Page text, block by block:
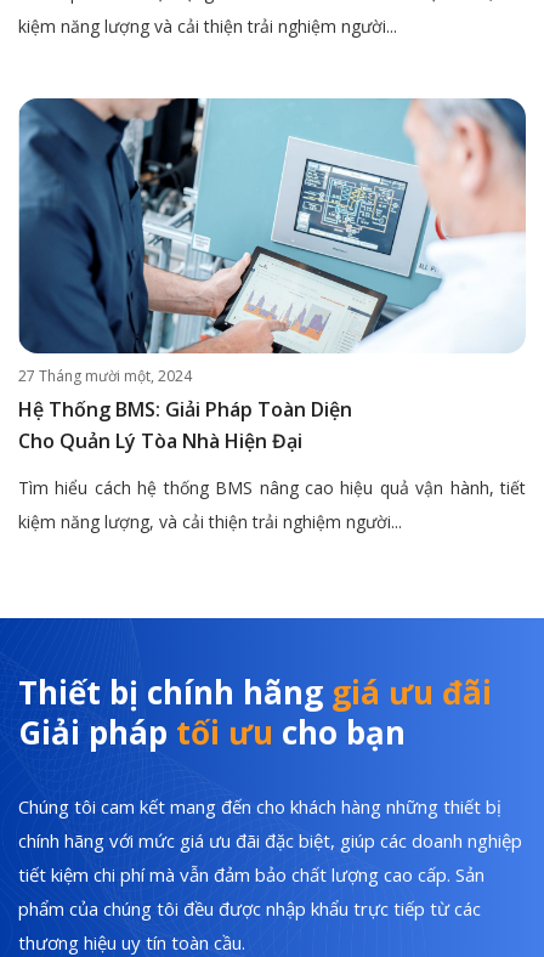
kiệm năng lượng và cải thiện trải nghiệm người...
27 Tháng mười một, 2024
Hệ Thống BMS: Giải Pháp Toàn Diện
Cho Quản Lý Tòa Nhà Hiện Đại
Tìm hiểu cách hệ thống BMS nâng cao hiệu quả vận hành, tiết
kiệm năng lượng, và cải thiện trải nghiệm người...
Thiết bị chính hãng giá ưu đãi
Giải pháp tối ưu cho bạn
Chúng tôi cam kết mang đến cho khách hàng những thiết bị
chính hãng với mức giá ưu đãi đặc biệt, giúp các doanh nghiệp
tiết kiệm chi phí mà vẫn đảm bảo chất lượng cao cấp. Sản
phẩm của chúng tôi đều được nhập khẩu trực tiếp từ các
thương hiệu uy tín toàn cầu.